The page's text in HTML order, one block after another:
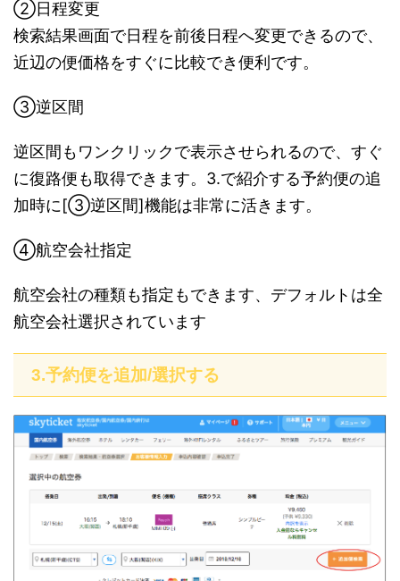
②日程変更
検索結果画面で日程を前後日程へ変更できるので、
近辺の便価格をすぐに比較でき便利です。
③逆区間
逆区間もワンクリックで表示させられるので、すぐ
に復路便も取得できます。3.で紹介する予約便の追
加時に[③逆区間]機能は非常に活きます。
④航空会社指定
航空会社の種類も指定もできます、デフォルトは全
航空会社選択されています
3.予約便を追加/選択する